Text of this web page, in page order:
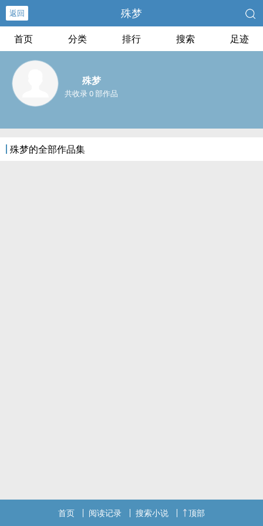
返回 殊梦
首页 分类 排行 搜索 足迹
殊梦
共收录 0 部作品
殊梦的全部作品集
首页 阅读记录 搜索小说 顶部